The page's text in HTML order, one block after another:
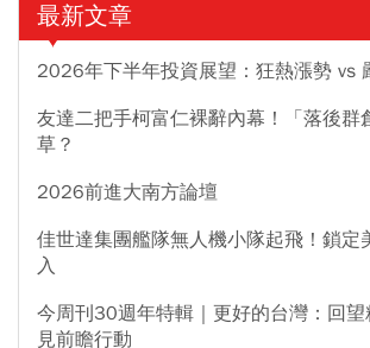
最新文章
2026年下半年投資展望：狂熱漲勢 vs
友達二把手柯富仁裸辭內幕！「落後群
草？
2026前進大南方論壇
佳世達集團艦隊無人機小隊起飛！鎖定
入
今周刊30週年特輯｜更好的台灣：回
見前瞻行動